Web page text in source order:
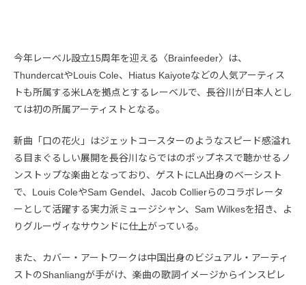
今年レーベル設立15周年を迎える〈Brainfeeder〉は、
ThundercatやLouis Cole、Hiatus Kaiyoteなどの人気アーティス
トも所属する米LAを拠点とするレーベルで、長谷川が日本人とし
ては初の所属アーティストとなる。
新曲「口の花火」はジェットコースターのようなスピード感溢れ
る目まぐるしい展開を長谷川ならではのポップネスで聴かせるノ
ンストップな楽曲となっており、ゲストにLA出身のベーシスト
で、Louis ColeやSam Gendel、Jacob Collierらのコラボレータ
ーとして活躍する実力派ミュージシャン、Sam Wilkesを招き、よ
りグルーヴィなサウンドに仕上がっている。
また、カバー・アートワークは中国出身のビジュアル・アーティ
ストのShanliangが手がけ、楽曲の歌詞イメージからインスピレ